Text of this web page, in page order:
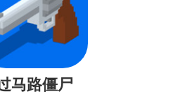
成
马路僵尸